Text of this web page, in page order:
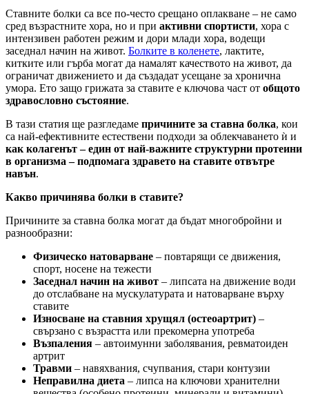
Ставните болки са все по-често срещано оплакване – не само
сред възрастните хора, но и при активни спортисти, хора с
интензивен работен режим и дори млади хора, водещи
заседнал начин на живот. Болките в коленете, лактите,
китките или гърба могат да намалят качеството на живот, да
ограничат движението и да създадат усещане за хронична
умора. Ето защо грижата за ставите е ключова част от общото
здравословно състояние.
В тази статия ще разгледаме причините за ставна болка, кои
са най-ефективните естествени подходи за облекчаването ѝ и
как колагенът – един от най-важните структурни протеини
в организма – подпомага здравето на ставите отвътре
навън.
Какво причинява болки в ставите?
Причините за ставна болка могат да бъдат многобройни и
разнообразни:
Физическо натоварване – повтарящи се движения,
спорт, носене на тежести
Заседнал начин на живот – липсата на движение води
до отслабване на мускулатурата и натоварване върху
ставите
Износване на ставния хрущял (остеоартрит) –
свързано с възрастта или прекомерна употреба
Възпаления – автоимунни заболявания, ревматоиден
артрит
Травми – навяхвания, счупвания, стари контузии
Неправилна диета – липса на ключови хранителни